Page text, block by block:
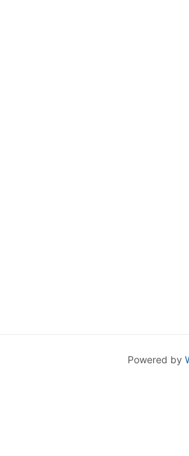
Powered by